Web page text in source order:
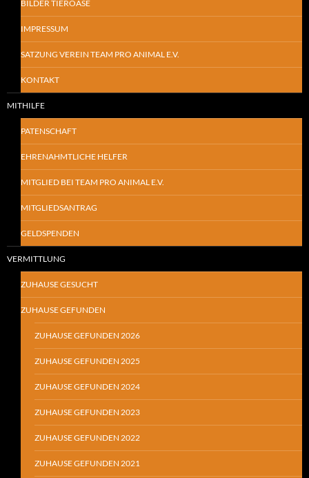
BILDER TIEROASE
IMPRESSUM
SATZUNG VEREIN TEAM PRO ANIMAL E.V.
KONTAKT
MITHILFE
PATENSCHAFT
EHRENAHMTLICHE HELFER
MITGLIED BEI TEAM PRO ANIMAL E.V.
MITGLIEDSANTRAG
GELDSPENDEN
VERMITTLUNG
ZUHAUSE GESUCHT
ZUHAUSE GEFUNDEN
ZUHAUSE GEFUNDEN 2026
ZUHAUSE GEFUNDEN 2025
ZUHAUSE GEFUNDEN 2024
ZUHAUSE GEFUNDEN 2023
ZUHAUSE GEFUNDEN 2022
ZUHAUSE GEFUNDEN 2021